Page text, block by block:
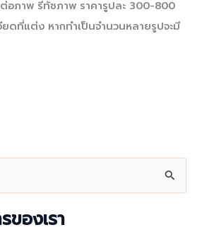
อภาพ รีทัชภาพ ราคารูปละ 300-800
ดที่แต่ง หากทำเป็นจำนวนหลายรูปจะมี
ของเรา